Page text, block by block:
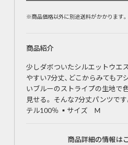
※商品価格以外に別途送料がかかります。
商品紹介
少しダボついたシルエットウエ
やすい7分丈、どこからみてもア
いブルーのストライプの生地で
見せる。 そんな7分丈パンツ
テル100％ ▪サイズ M
商品詳細の情報は